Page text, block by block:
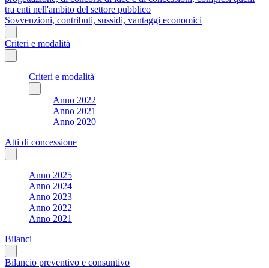
tra enti nell'ambito del settore pubblico
Sovvenzioni, contributi, sussidi, vantaggi economici
Criteri e modalità
Criteri e modalità
Anno 2022
Anno 2021
Anno 2020
Atti di concessione
Anno 2025
Anno 2024
Anno 2023
Anno 2022
Anno 2021
Bilanci
Bilancio preventivo e consuntivo